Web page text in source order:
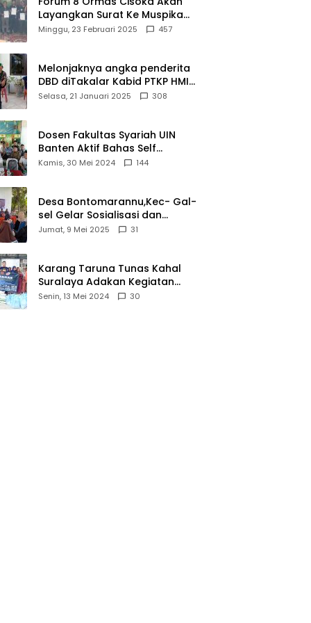
Layangkan Surat Ke Muspika
Atas Adanya Kantor Matel di
Minggu, 23 Februari 2025 457
Melonjaknya angka penderita
DBD diTakalar Kabid PTKP HMI
Cab.Takalar angkat bicara
Selasa, 21 Januari 2025 308
Dosen Fakultas Syariah UIN
Banten Aktif Bahas Self
Declare Halal dalam Forum
Kamis, 30 Mei 2024 144
Desa Bontomarannu,Kec- Gal-
sel Gelar Sosialisasi dan
Bimtek Pemutakhiran Data ID
Jumat, 9 Mei 2025 31
Karang Taruna Tunas Kahal
Suralaya Adakan Kegiatan
Bansos Terhadap Kaum
Senin, 13 Mei 2024 30